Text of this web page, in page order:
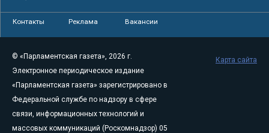
Контакты Реклама Вакансии
© «Парламентская газета», 2026 г.
Электронное периодическое издание
«Парламентская газета» зарегистрировано в
Федеральной службе по надзору в сфере
связи, информационных технологий и
массовых коммуникаций (Роскомнадзор) 05
Карта сайта